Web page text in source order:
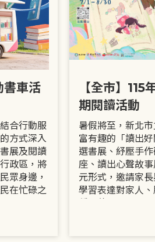
書車活
合行動服
方式深入
展及閱讀
政區，將
眾身邊，
在忙碌之
【全市】115
期閱讀活動
暑假將至，新北
富有趣的「讀出
選書展、紓壓手
座、讀出心聲故
元形式，邀請家
學習表達對家人